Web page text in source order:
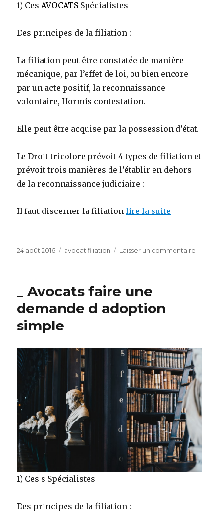
1) CesAVOCATS Spécialistes
Des principes de la filiation :
La filiation peut être constatée de manière
mécanique, par l’effet de loi, ou bien encore
par un acte positif, la reconnaissance
volontaire, Hormis contestation.
Elle peut être acquise par la possession d’état.
Le Droit tricolore prévoit 4 types de filiation et
prévoit trois manières de l’établir en dehors
de la reconnaissance judiciaire :
Il faut discerner la filiationlire la suite
Publié
24 août 2016 Catégories
avocat filiation Laisser un commentaire
_ Avocats faire une
demande d adoption
simple
1) Ces s Spécialistes
Des principes de la filiation :